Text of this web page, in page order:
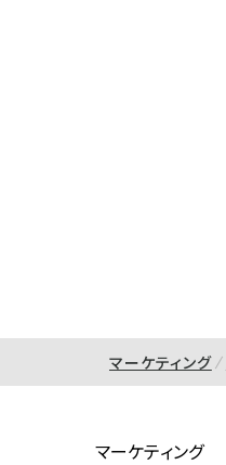
マーケティング
マーケティング